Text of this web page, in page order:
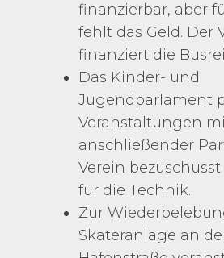
finanzierbar, aber
fehlt das Geld. Der
finanziert die
Das Kinder- und
Jugendparlament
Veranstaltungen
anschließender
Verein
für die Technik.
Zur
Skateranlage an